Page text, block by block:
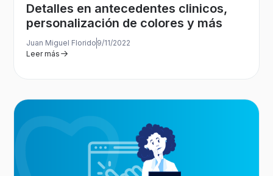
Detalles en antecedentes clinicos,
personalización de colores y más
Juan Miguel Florido 9/11/2022
Leer más